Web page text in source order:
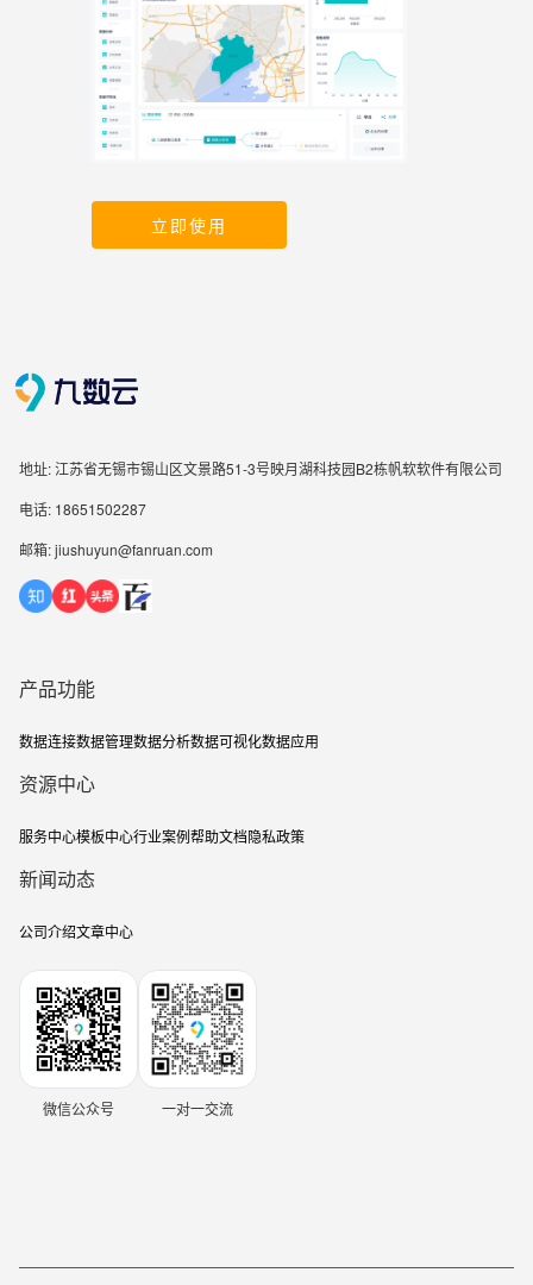
立即使用
地址: 江苏省无锡市锡山区文景路51-3号映月湖科技园B2栋帆软软件有限公司
电话: 18651502287
邮箱: jiushuyun@fanruan.com
产品功能
数据连接数据管理数据分析数据可视化数据应用
资源中心
服务中心模板中心行业案例帮助文档隐私政策
新闻动态
公司介绍文章中心
微信公众号 一对一交流